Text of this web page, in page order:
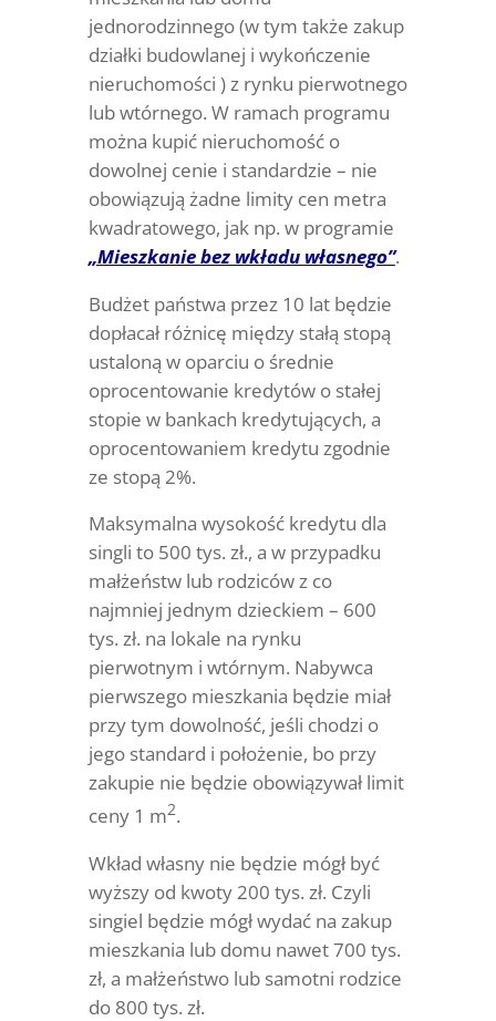
jednorodzinnego (w tym także zakup
działki budowlanej i wykończenie
nieruchomości ) z rynku pierwotnego
lub wtórnego. W ramach programu
można kupić nieruchomość o
dowolnej cenie i standardzie – nie
obowiązują żadne limity cen metra
kwadratowego, jak np. w programie
„Mieszkanie bez wkładu własnego”.
Budżet państwa przez 10 lat będzie
dopłacał różnicę między stałą stopą
ustaloną w oparciu o średnie
oprocentowanie kredytów o stałej
stopie w bankach kredytujących, a
oprocentowaniem kredytu zgodnie
ze stopą 2%.
Maksymalna wysokość kredytu dla
singli to 500 tys. zł., a w przypadku
małżeństw lub rodziców z co
najmniej jednym dzieckiem – 600
tys. zł. na lokale na rynku
pierwotnym i wtórnym. Nabywca
pierwszego mieszkania będzie miał
przy tym dowolność, jeśli chodzi o
jego standard i położenie, bo przy
zakupie nie będzie obowiązywał limit
ceny 1 m2.
Wkład własny nie będzie mógł być
wyższy od kwoty 200 tys. zł. Czyli
singiel będzie mógł wydać na zakup
mieszkania lub domu nawet 700 tys.
zł, a małżeństwo lub samotni rodzice
do 800 tys. zł.